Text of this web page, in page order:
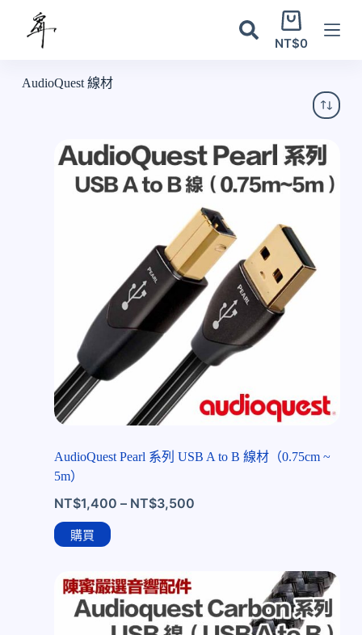
購
物
NT$0
AudioQuest 線材
AudioQuest Pearl 系列 USB A to B 線材（0.75cm ~
5m）
NT$1,400 – NT$3,500
購買